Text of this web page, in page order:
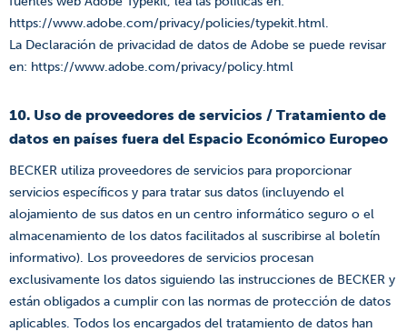
https://www.adobe.com/privacy/policies/typekit.html.
La Declaración de privacidad de datos de Adobe se puede revisar
en: https://www.adobe.com/privacy/policy.html
10. Uso de proveedores de servicios / Tratamiento de
datos en países fuera del Espacio Económico Europeo
BECKER utiliza proveedores de servicios para proporcionar
servicios específicos y para tratar sus datos (incluyendo el
alojamiento de sus datos en un centro informático seguro o el
almacenamiento de los datos facilitados al suscribirse al boletín
informativo). Los proveedores de servicios procesan
exclusivamente los datos siguiendo las instrucciones de BECKER y
están obligados a cumplir con las normas de protección de datos
aplicables. Todos los encargados del tratamiento de datos han